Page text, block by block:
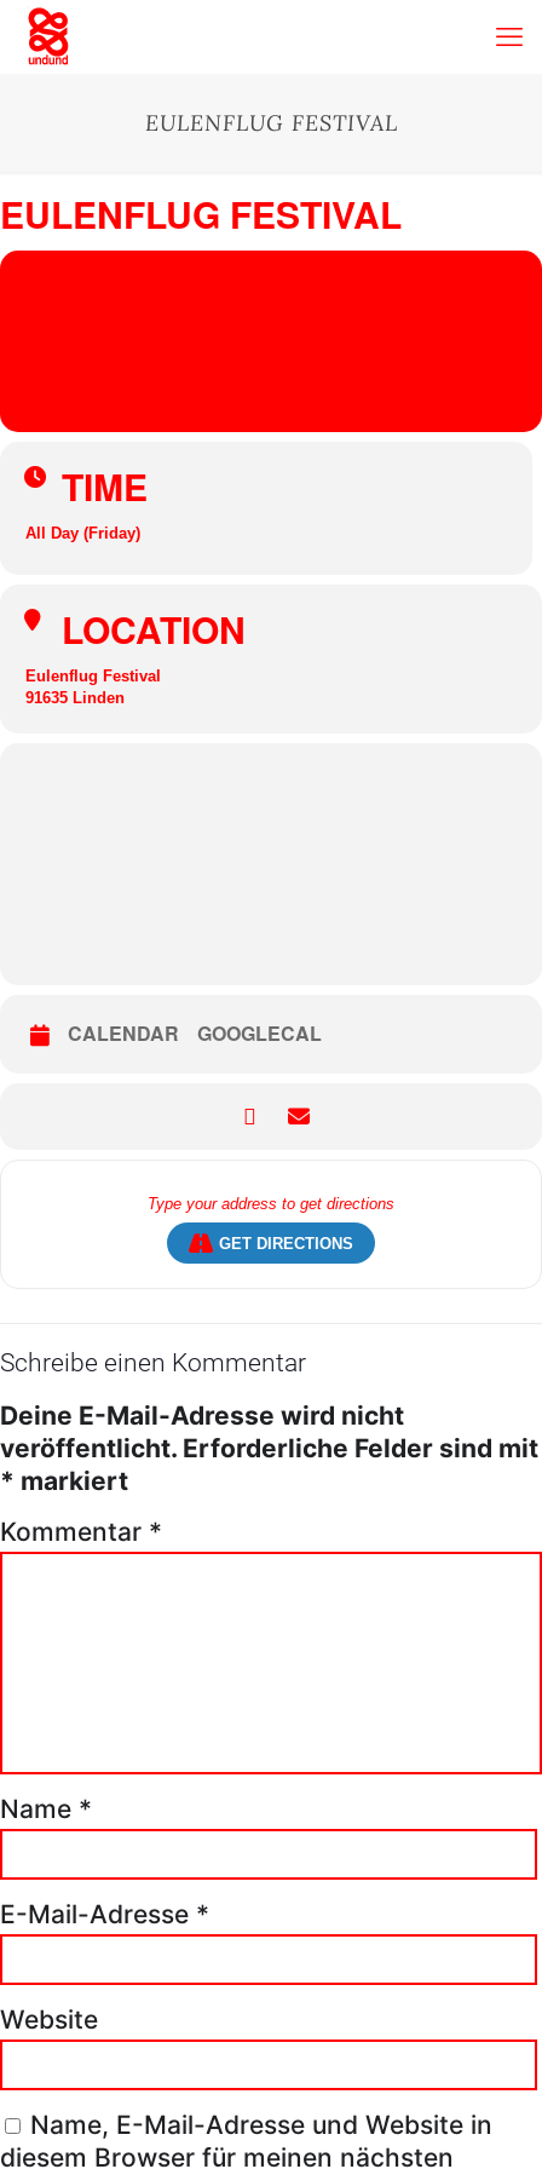
EULENFLUG FESTIVAL
EULENFLUG FESTIVAL
TIME
All Day (Friday)
LOCATION
Eulenflug Festival
91635 Linden
CALENDAR GOOGLECAL
GET DIRECTIONS
Schreibe einen Kommentar
Deine E-Mail-Adresse wird nicht
veröffentlicht. Erforderliche Felder sind mit
* markiert
Kommentar *
Name *
E-Mail-Adresse *
Website
Name, E-Mail-Adresse und Website in
diesem Browser für meinen nächsten